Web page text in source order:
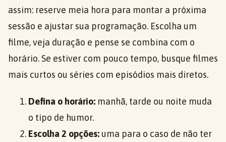
assim: reserve meia hora para montar a próxima
sessão e ajustar sua programação. Escolha um
filme, veja duração e pense se combina com o
horário. Se estiver com pouco tempo, busque filmes
mais curtos ou séries com episódios mais diretos.
Defina o horário: manhã, tarde ou noite muda
o tipo de humor.
Escolha 2 opções: uma para o caso de não ter